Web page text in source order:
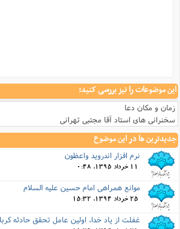
این موضوعات را نیز بررسی کنید:
زمان و مکان دعا
سخنرانی های استاد آقا مجتبی تهرانی
جدیدترین ها در این موضوع
نرم افزار اندروید واعظون
11 خرداد 1395, 0:48
موانع همراهی امام حسین علیه السلام
25 خرداد 1394, 15:32
غفلت از یاد خدا، اولین عامل تحقق حادثه کربلا